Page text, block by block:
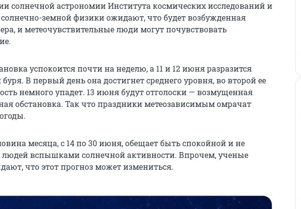
солнечной астрономии Института космических исследований и
земной физики ожидают, что будет возбужденная
и метеочувствительные люди могут почувствовать
успокоится почти на неделю, а 11 и 12 июня разразится
В первый день она достигнет среднего уровня, во второй ее
немного упадет. 13 июня будут отголоски — возмущенная
обстановка. Так что праздники метеозависимым омрачат
месяца, с 14 по 30 июня, обещает быть спокойной и не
людей вспышками солнечной активности. Впрочем, ученые
что этот прогноз может измениться.